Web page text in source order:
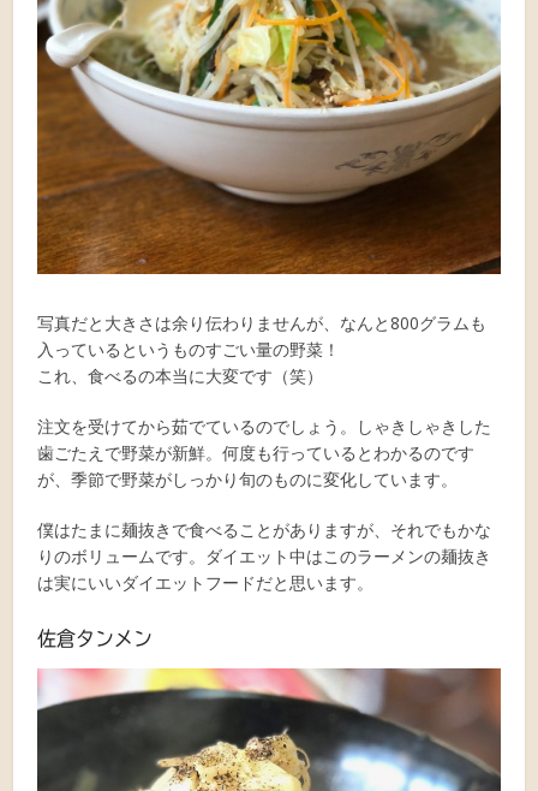
写真だと大きさは余り伝わりませんが、なんと800グラムも
入っているというものすごい量の野菜！
これ、食べるの本当に大変です（笑）
注文を受けてから茹でているのでしょう。しゃきしゃきした
歯ごたえで野菜が新鮮。何度も行っているとわかるのです
が、季節で野菜がしっかり旬のものに変化しています。
僕はたまに麺抜きで食べることがありますが、それでもかな
りのボリュームです。ダイエット中はこのラーメンの麺抜き
は実にいいダイエットフードだと思います。
佐倉タンメン